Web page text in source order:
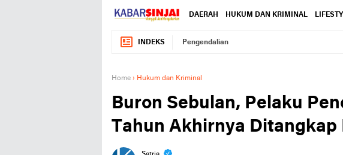
DAERAH HUKUM DAN KRIMINAL
INDEKS Pengendalian
Home › Hukum dan Kriminal
Buron Sebulan, Pelaku
Tahun Akhirnya Ditangkap